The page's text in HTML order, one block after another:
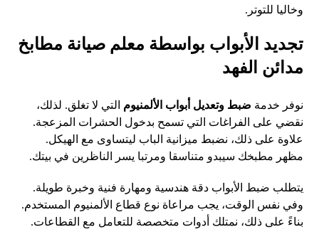
وخاليا للتوتر.
تجديد الأبواب بواسطة معلم صيانة مطابخ
مدائن الفهد
نوفر خدمة ضبط وتعديل أبواب الألمنيوم التي لا تغلق. لذلك،
نقضي على الفراغات التي تسمح بدخول الحشرات المزعجة.
علاوة على ذلك، نضبط ميزانية الباب ليتساوى مع الهيكل.
مظهر مطبخك سيبدو متناسقا ومرتبا يسر الناظرين في بيتك.
يتطلب ضبط الأبواب دقة هندسية ومهارة فنية وخبرة طويلة.
وفي نفس الوقت، يجب مراعاة نوع قطاع الألمنيوم المستخدم.
بناءً على ذلك، نمتلك أدوات متخصصة للتعامل مع القطاعات.